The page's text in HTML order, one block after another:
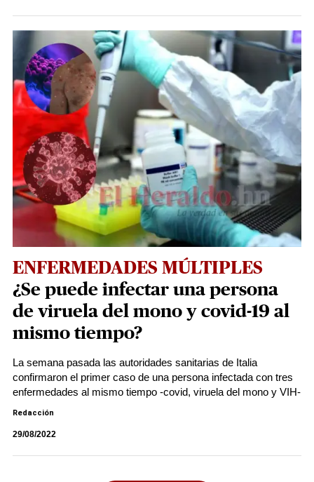
ENFERMEDADES MÚLTIPLES
¿Se puede infectar una persona
de viruela del mono y covid-19 al
mismo tiempo?
La semana pasada las autoridades sanitarias de Italia
confirmaron el primer caso de una persona infectada con tres
enfermedades al mismo tiempo -covid, viruela del mono y VIH-
Redacción
29/08/2022